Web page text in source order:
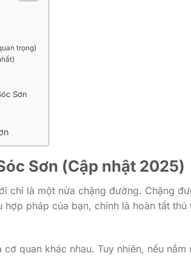
trọng)
Sơn
Sơn (Cập nhật 2025)
chỉ là một nửa chặng đường. Chặng
pháp của bạn, chính là hoàn tất thủ
quan khác nhau. Tuy nhiên, nếu nắm